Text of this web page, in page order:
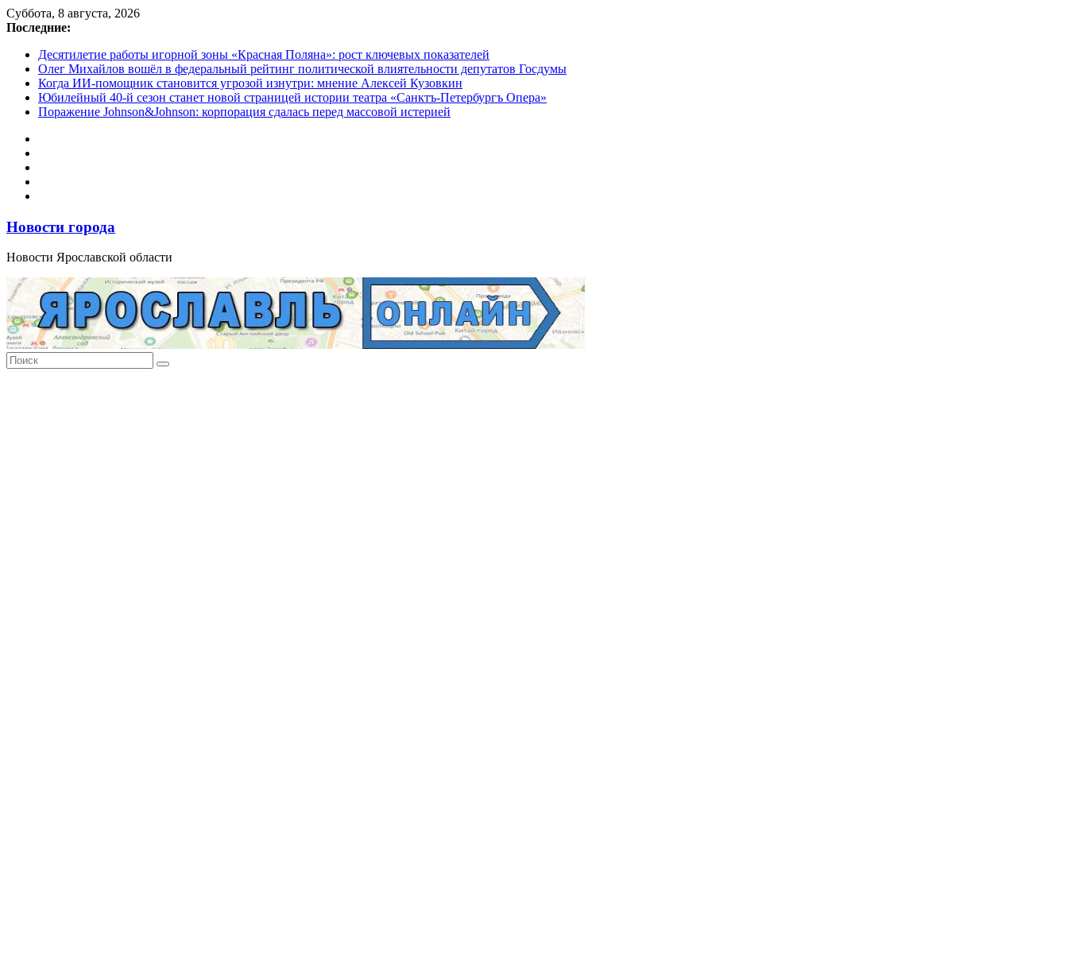
Перейти
к
Суббота, 8 августа, 2026
Последние:
Десятилетие работы игорной зоны «Красная Поляна»: рост ключевых показателей
Олег Михайлов вошёл в федеральный рейтинг политической влиятельности депутатов Госдумы
Когда ИИ-помощник становится угрозой изнутри: мнение Алексей Кузовкин
Юбилейный 40-й сезон станет новой страницей истории театра «Санктъ-Петербургъ Опера»
Поражение Johnson&Johnson: корпорация сдалась перед массовой истерией
Новости города
Новости Ярославской области